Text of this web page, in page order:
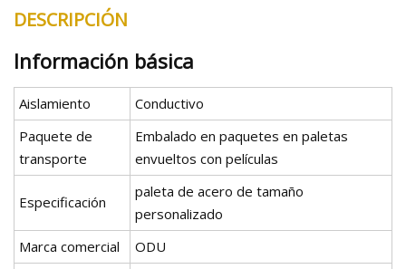
DESCRIPCIÓN
Información básica
Aislamiento
Conductivo
Paquete de
transporte
Embalado en paquetes en paletas
envueltos con películas
Especificación
paleta de acero de tamaño
personalizado
Marca comercial
ODU